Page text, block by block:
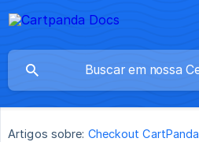
Artigos sobre: Checkout CartPanda